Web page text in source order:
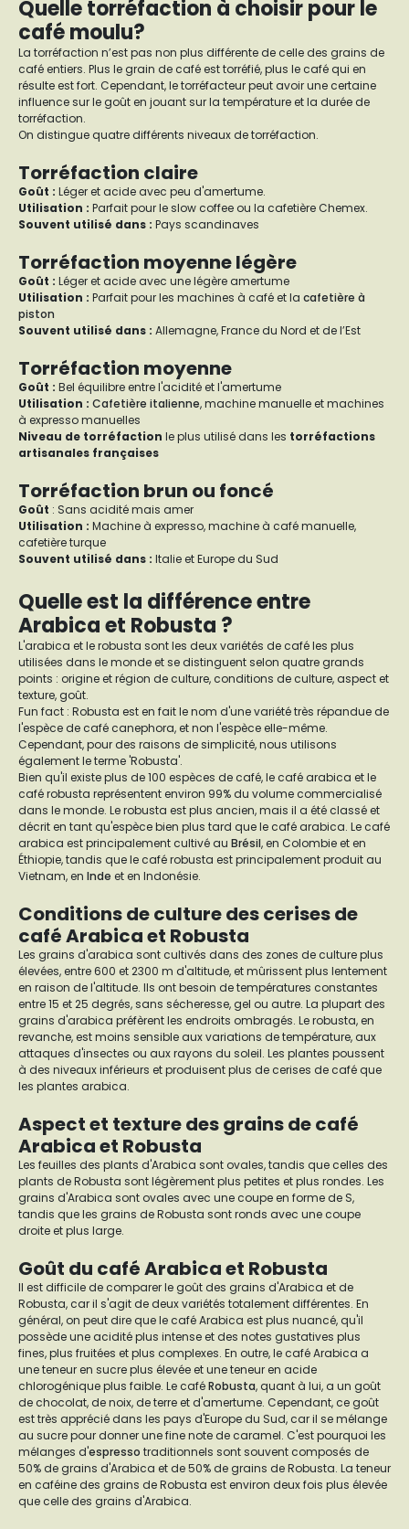
Quelle torréfaction à choisir pour le
café moulu?
La torréfaction n’est pas non plus différente de celle des grains de
café entiers. Plus le grain de café est torréfié, plus le café qui en
résulte est fort. Cependant, le torréfacteur peut avoir une certaine
influence sur le goût en jouant sur la température et la durée de
torréfaction.
On distingue quatre différents niveaux de torréfaction.
Torréfaction claire
Goût : Léger et acide avec peu d'amertume.
Utilisation : Parfait pour le slow coffee ou la cafetière Chemex.
Souvent utilisé dans : Pays scandinaves
Torréfaction moyenne légère
Goût : Léger et acide avec une légère amertume
Utilisation : Parfait pour les machines à café et la cafetière à
piston
Souvent utilisé dans : Allemagne, France du Nord et de l’Est
Torréfaction moyenne
Goût : Bel équilibre entre l'acidité et l'amertume
Utilisation : Cafetière italienne, machine manuelle et machines
à expresso manuelles
Niveau de torréfaction le plus utilisé dans les torréfactions
artisanales françaises
Torréfaction brun ou foncé
Goût : Sans acidité mais amer
Utilisation : Machine à expresso, machine à café manuelle,
cafetière turque
Souvent utilisé dans : Italie et Europe du Sud
Quelle est la différence entre
Arabica et Robusta ?
L'arabica et le robusta sont les deux variétés de café les plus
utilisées dans le monde et se distinguent selon quatre grands
points : origine et région de culture, conditions de culture, aspect et
texture, goût.
Fun fact : Robusta est en fait le nom d'une variété très répandue de
l'espèce de café canephora, et non l'espèce elle-même.
Cependant, pour des raisons de simplicité, nous utilisons
également le terme 'Robusta'.
Bien qu'il existe plus de 100 espèces de café, le café arabica et le
café robusta représentent environ 99% du volume commercialisé
dans le monde. Le robusta est plus ancien, mais il a été classé et
décrit en tant qu'espèce bien plus tard que le café arabica. Le café
arabica est principalement cultivé au Brésil, en Colombie et en
Éthiopie, tandis que le café robusta est principalement produit au
Vietnam, en Inde et en Indonésie.
Conditions de culture des cerises de
café Arabica et Robusta
Les grains d'arabica sont cultivés dans des zones de culture plus
élevées, entre 600 et 2300 m d'altitude, et mûrissent plus lentement
en raison de l'altitude. Ils ont besoin de températures constantes
entre 15 et 25 degrés, sans sécheresse, gel ou autre. La plupart des
grains d'arabica préfèrent les endroits ombragés. Le robusta, en
revanche, est moins sensible aux variations de température, aux
attaques d'insectes ou aux rayons du soleil. Les plantes poussent
à des niveaux inférieurs et produisent plus de cerises de café que
les plantes arabica.
Aspect et texture des grains de café
Arabica et Robusta
Les feuilles des plants d'Arabica sont ovales, tandis que celles des
plants de Robusta sont légèrement plus petites et plus rondes. Les
grains d'Arabica sont ovales avec une coupe en forme de S,
tandis que les grains de Robusta sont ronds avec une coupe
droite et plus large.
Goût du café Arabica et Robusta
Il est difficile de comparer le goût des grains d'Arabica et de
Robusta, car il s'agit de deux variétés totalement différentes. En
général, on peut dire que le café Arabica est plus nuancé, qu'il
possède une acidité plus intense et des notes gustatives plus
fines, plus fruitées et plus complexes. En outre, le café Arabica a
une teneur en sucre plus élevée et une teneur en acide
chlorogénique plus faible. Le caféRobusta, quant à lui, a un goût
de chocolat, de noix, de terre et d'amertume. Cependant, ce goût
est très apprécié dans les pays d'Europe du Sud, car il se mélange
au sucre pour donner une fine note de caramel. C'est pourquoi les
mélanges d'espresso traditionnels sont souvent composés de
50% de grains d'Arabica et de 50% de grains de Robusta. La teneur
en caféine des grains de Robusta est environ deux fois plus élevée
que celle des grains d'Arabica.